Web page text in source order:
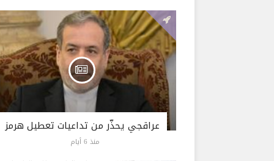
عراقجي يحذّر من تداعيات تعطيل هرمز
منذ 6 أيام